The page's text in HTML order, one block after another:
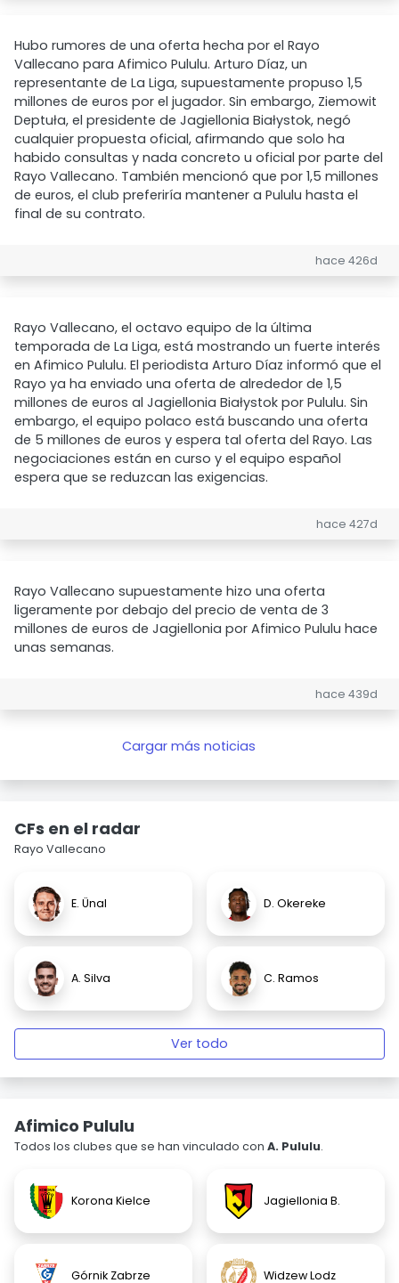
Hubo rumores de una oferta hecha por el Rayo
Vallecano para Afimico Pululu. Arturo Díaz, un
representante de La Liga, supuestamente propuso 1,5
millones de euros por el jugador. Sin embargo, Ziemowit
Deptuła, el presidente de Jagiellonia Białystok, negó
cualquier propuesta oficial, afirmando que solo ha
habido consultas y nada concreto u oficial por parte del
Rayo Vallecano. También mencionó que por 1,5 millones
de euros, el club preferiría mantener a Pululu hasta el
final de su contrato.
hace 426d
Rayo Vallecano, el octavo equipo de la última
temporada de La Liga, está mostrando un fuerte interés
en Afimico Pululu. El periodista Arturo Díaz informó que el
Rayo ya ha enviado una oferta de alrededor de 1,5
millones de euros al Jagiellonia Białystok por Pululu. Sin
embargo, el equipo polaco está buscando una oferta
de 5 millones de euros y espera tal oferta del Rayo. Las
negociaciones están en curso y el equipo español
espera que se reduzcan las exigencias.
hace 427d
Rayo Vallecano supuestamente hizo una oferta
ligeramente por debajo del precio de venta de 3
millones de euros de Jagiellonia por Afimico Pululu hace
unas semanas.
hace 439d
Cargar más noticias
CFs en el radar
Rayo Vallecano
E. Ünal D. Okereke
A. Silva C. Ramos
Ver todo
Afimico Pululu
Todos los clubes que se han vinculado con A. Pululu.
Korona Kielce Jagiellonia B.
Górnik Zabrze Widzew Lodz